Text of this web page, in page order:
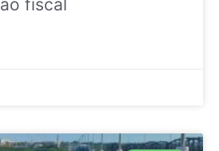
fiscal